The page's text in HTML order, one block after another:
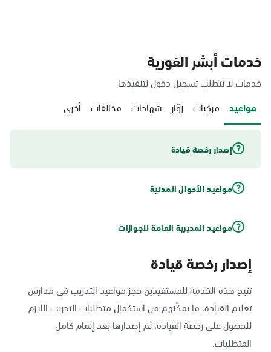
خدمات أبشر الفورية
خدمات لا تتطلب تسجيل دخول لتنفيذها
مواعيد مركبات زوّار شهادات مخالفات أخرى
إصدار رخصة قيادة
مواعيد الأحوال المدنية
مواعيد المديرية العامة للجوازات
إصدار رخصة قيادة
تتيح هذه الخدمة للمستفيدين حجز مواعيد التدريب في مدارس
تعليم القيادة، ما يمكّنهم من استكمال متطلبات التدريب اللازم
للحصول على رخصة القيادة، ثم إصدارها بعد إتمام كامل
المتطلبات.